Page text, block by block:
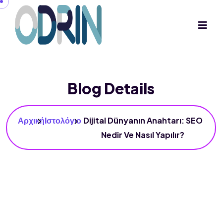
Blog Details
ΑρχικήΙστολόγιο Dijital Dünyanın Anahtarı: SEO
Nedir Ve Nasıl Yapılır?